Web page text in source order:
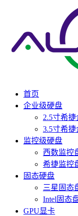
首页
企业级硬盘
2.5寸希
3.5寸希
监控级硬盘
西数监控
希捷监控
固态硬盘
三星固态
Intel固态
GPU显卡